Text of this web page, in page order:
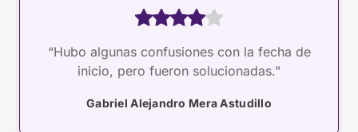
“Hubo algunas confusiones con la fecha de
inicio, pero fueron solucionadas.”
Gabriel Alejandro Mera Astudillo